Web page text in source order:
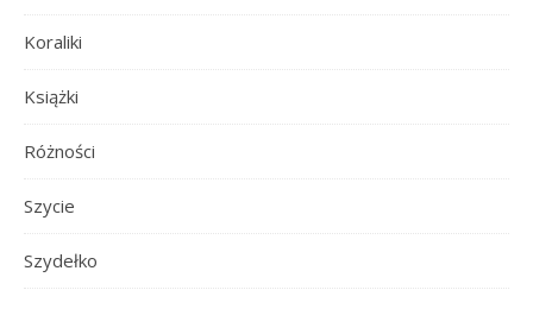
Koraliki
Książki
Różności
Szycie
Szydełko